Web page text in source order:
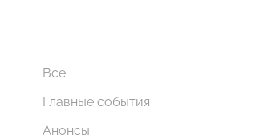
Все
Главные события
Анонсы